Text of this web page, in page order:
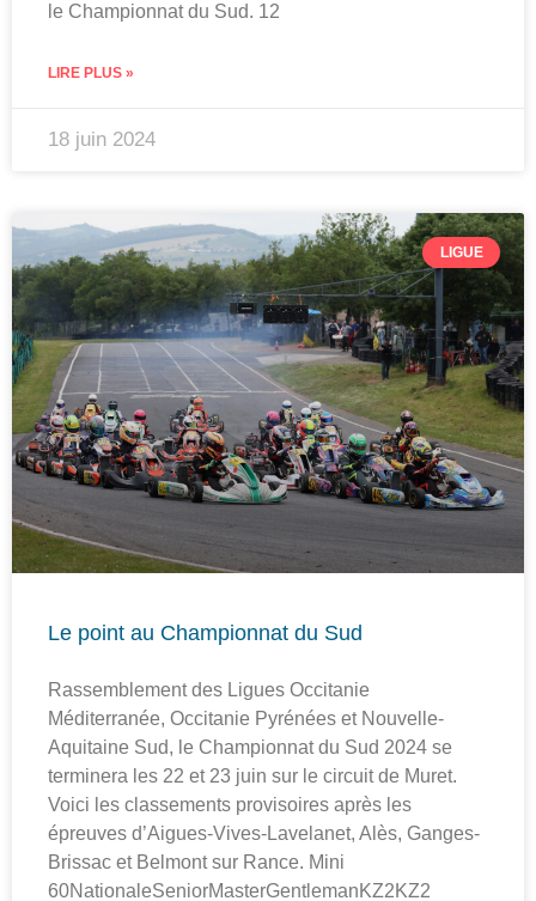
le Championnat du Sud. 12
LIRE PLUS »
18 juin 2024
LIGUE
Le point au Championnat du Sud
Rassemblement des Ligues Occitanie
Méditerranée, Occitanie Pyrénées et Nouvelle-
Aquitaine Sud, le Championnat du Sud 2024 se
terminera les 22 et 23 juin sur le circuit de Muret.
Voici les classements provisoires après les
épreuves d’Aigues-Vives-Lavelanet, Alès, Ganges-
Brissac et Belmont sur Rance. Mini
60NationaleSeniorMasterGentlemanKZ2KZ2